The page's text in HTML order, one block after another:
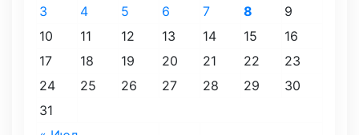
3
4 5 6 7 8
9
10
11 12 13 14 15
16
17
18 19 20 21 22
23
24
25 26 27 28 29
30
31